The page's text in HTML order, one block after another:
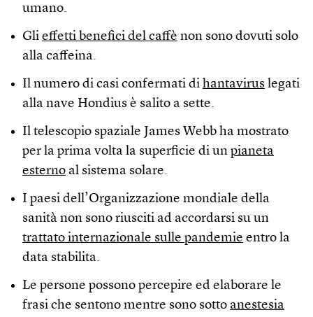
umano.
Gli effetti benefici del caffè non sono dovuti solo
alla caffeina.
Il numero di casi confermati di hantavirus legati
alla nave Hondius è salito a sette.
Il telescopio spaziale James Webb ha mostrato
per la prima volta la superficie di un pianeta
esterno al sistema solare.
I paesi dell’Organizzazione mondiale della
sanità non sono riusciti ad accordarsi su un
trattato internazionale sulle pandemie entro la
data stabilita.
Le persone possono percepire ed elaborare le
frasi che sentono mentre sono sotto anestesia